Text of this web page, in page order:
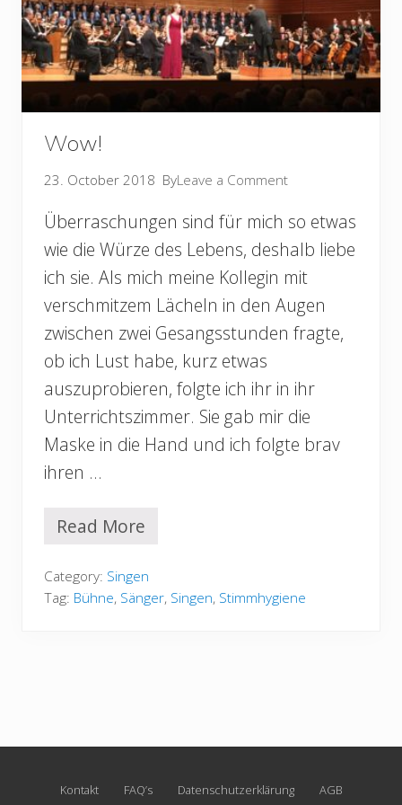
Wow!
23. October 2018 ByLeave a Comment
Überraschungen sind für mich so etwas
wie die Würze des Lebens, deshalb liebe
ich sie. Als mich meine Kollegin mit
verschmitzem Lächeln in den Augen
zwischen zwei Gesangsstunden fragte,
ob ich Lust habe, kurz etwas
auszuprobieren, folgte ich ihr in ihr
Unterrichtszimmer. Sie gab mir die
Maske in die Hand und ich folgte brav
ihren …
W
w
!
Read More
Category: Singen
Tag: Bühne, Sänger, Singen, Stimmhygiene
Kontakt FAQ’s Datenschutzerklärung AGB